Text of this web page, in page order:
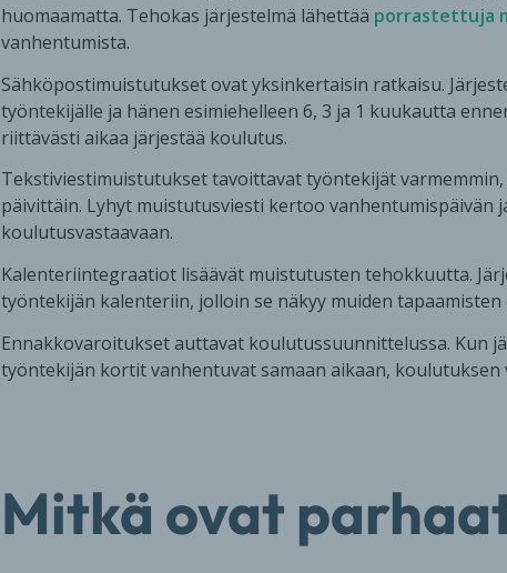
huomaamatta. Tehokas järjestelmä lähettää porrastettuja
vanhentumista.
Sähköpostimuistutukset ovat yksinkertaisin ratkaisu.
työntekijälle ja hänen esimiehelleen 6, 3 ja 1 kuukautta
riittävästi aikaa järjestää koulutus.
Tekstiviestimuistutukset tavoittavat työntekijät
päivittäin. Lyhyt muistutusviesti kertoo vanhentumispäivän
koulutusvastaavaan.
Kalenteriintegraatiot lisäävät muistutusten tehokkuutta.
työntekijän kalenteriin, jolloin se näkyy muiden tapaamisten
Ennakkovaroitukset auttavat koulutussuunnittelussa. Kun
työntekijän kortit vanhentuvat samaan aikaan,
Mitkä ovat